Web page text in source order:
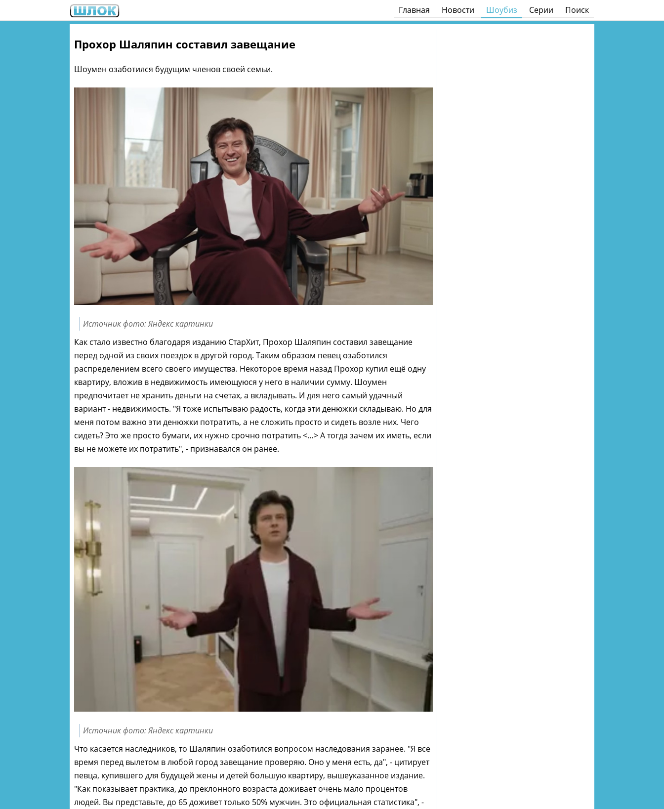
Главная Новости Шоубиз Серии Поиск
Прохор Шаляпин составил завещание
Шоумен озаботился будущим членов своей семьи.
Источник фото: Яндекс картинки
Как стало известно благодаря изданию СтарХит, Прохор Шаляпин составил завещание
перед одной из своих поездок в другой город. Таким образом певец озаботился
распределением всего своего имущества. Некоторое время назад Прохор купил ещё одну
квартиру, вложив в недвижимость имеющуюся у него в наличии сумму. Шоумен
предпочитает не хранить деньги на счетах, а вкладывать. И для него самый удачный
вариант - недвижимость. "Я тоже испытываю радость, когда эти денюжки складываю. Но для
меня потом важно эти денюжки потратить, а не сложить просто и сидеть возле них. Чего
сидеть? Это же просто бумаги, их нужно срочно потратить <…> А тогда зачем их иметь, если
вы не можете их потратить", - признавался он ранее.
Источник фото: Яндекс картинки
Что касается наследников, то Шаляпин озаботился вопросом наследования заранее. "Я все
время перед вылетом в любой город завещание проверяю. Оно у меня есть, да", - цитирует
певца, купившего для будущей жены и детей большую квартиру, вышеуказанное издание.
"Как показывает практика, до преклонного возраста доживает очень мало процентов
людей. Вы представьте, до 65 доживет только 50% мужчин. Это официальная статистика", -